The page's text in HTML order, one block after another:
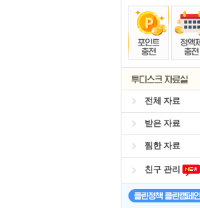
전체 자료
받은 자료
찜한 자료
친구 관리